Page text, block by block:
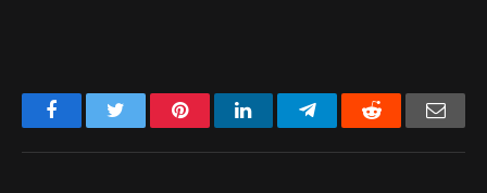
FacebookTwitter PinterestLinkedInTelegramReddit